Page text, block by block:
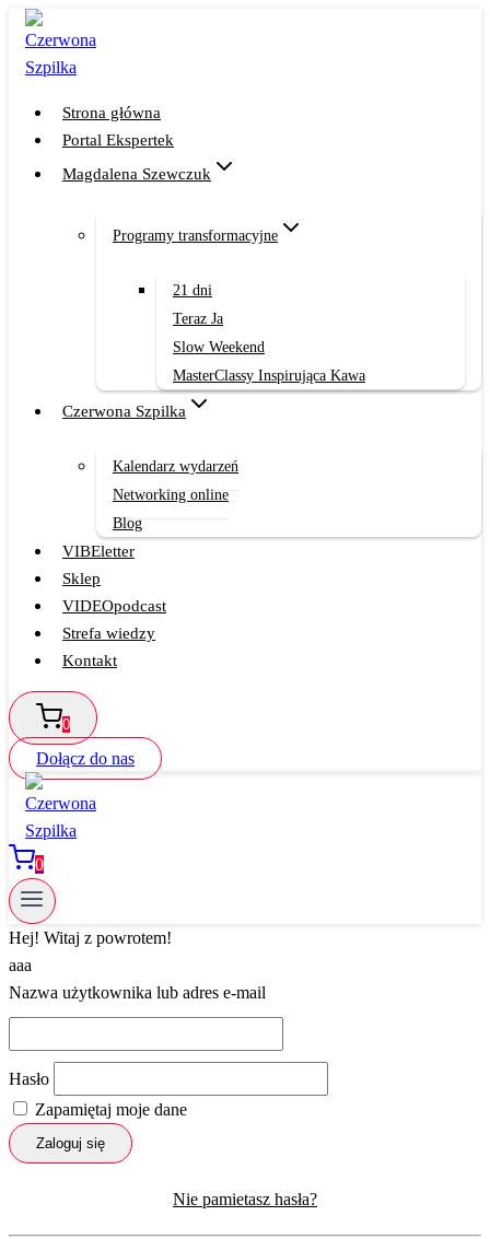
Przejdź
treści
Strona główna
Portal Ekspertek
Magdalena Szewczuk
Programy transformacyjne
21 dni
Teraz Ja
Slow Weekend
MasterClassy Inspirująca Kawa
Czerwona Szpilka
Kalendarz wydarzeń
Networking online
Blog
VIBEletter
Sklep
VIDEOpodcast
Strefa wiedzy
Kontakt
0
Dołącz do nas
0
Hej! Witaj z powrotem!
aaa
Nazwa użytkownika lub adres e-mail
Hasło
Zapamiętaj moje dane
Zaloguj się
Nie pamietasz hasła?